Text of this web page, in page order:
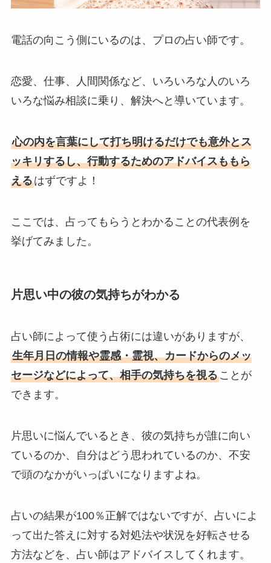
電話の向こう側にいるのは、プロの占い師です。
恋愛、仕事、人間関係など、いろいろな人のいろ
いろな悩み相談に乗り、解決へと導いています。
心の内を言葉にして打ち明けるだけでも意外とス
ッキリするし、行動するためのアドバイスももら
えるはずですよ！
ここでは、占ってもらうとわかることの代表例を
挙げてみました。
片思い中の彼の気持ちがわかる
占い師によって使う占術には違いがありますが、
生年月日の情報や霊感・霊視、カードからのメッ
セージなどによって、相手の気持ちを視ることが
できます。
片思いに悩んでいるとき、彼の気持ちが誰に向い
ているのか、自分はどう思われているのか、不安
で頭のなかがいっぱいになりますよね。
占いの結果が100％正解ではないですが、占いによ
って出た答えに対する対処法や状況を好転させる
方法などを、占い師はアドバイスしてくれます。